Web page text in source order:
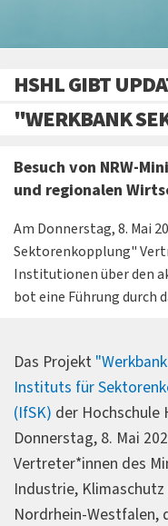
HSHL GIBT
"WERKBANK
Besuch von NRW-
und regionalen
Am Donnerstag, 8. Mai
Sektorenkopplung"
Institutionen über den
bot eine Führung durch
Das Projekt
Instituts für
(IfSK) der Hochschule
Donnerstag, 8. Mai
Vertreter*innen des
Industrie,
Nordrhein-Westfalen,